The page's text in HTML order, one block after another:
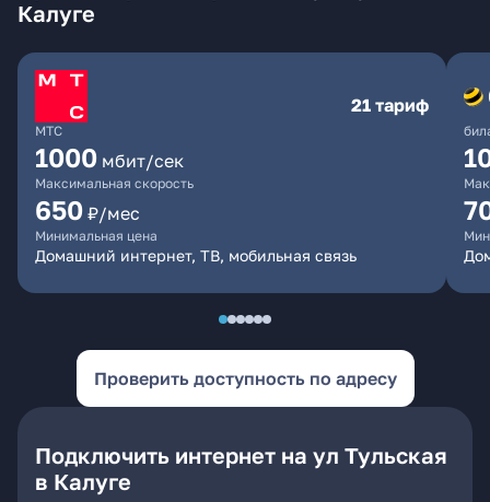
Калуге
МТС
21 тариф
1000 мбит/сек
Максимальная скорость
650 ₽/мес
Минимальная цена
Домашний интернет, ТВ, мобильная связь
Проверить доступность по адресу
Подключить интернет на ул Тульская
в Калуге